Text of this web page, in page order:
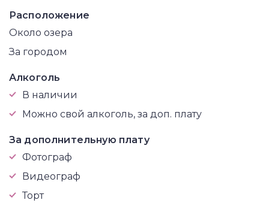
Расположение
Около озера
За городом
Алкоголь
В наличии
Можно свой алкоголь, за доп. плату
За дополнительную плату
Фотограф
Видеограф
Торт